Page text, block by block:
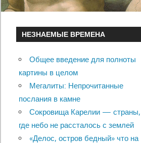
НЕЗНАЕМЫЕ ВРЕМЕНА
Общее введение для полноты
картины в целом
Мегалиты: Непрочитанные
послания в камне
Сокровища Карелии — страны,
где небо не рассталось с землей
«Делос, остров бедный» что на